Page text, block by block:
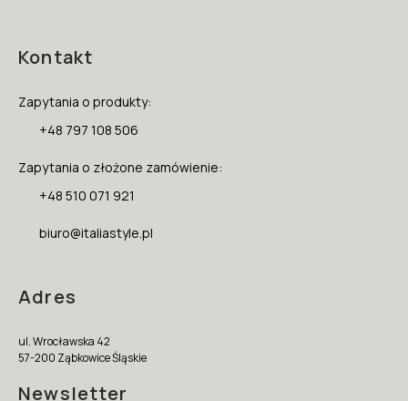
Kontakt
Zapytania o produkty:
+48 797 108 506
Zapytania o złożone zamówienie:
+48 510 071 921
biuro@italiastyle.pl
Adres
ul. Wrocławska 42
57-200 Ząbkowice Śląskie
Newsletter